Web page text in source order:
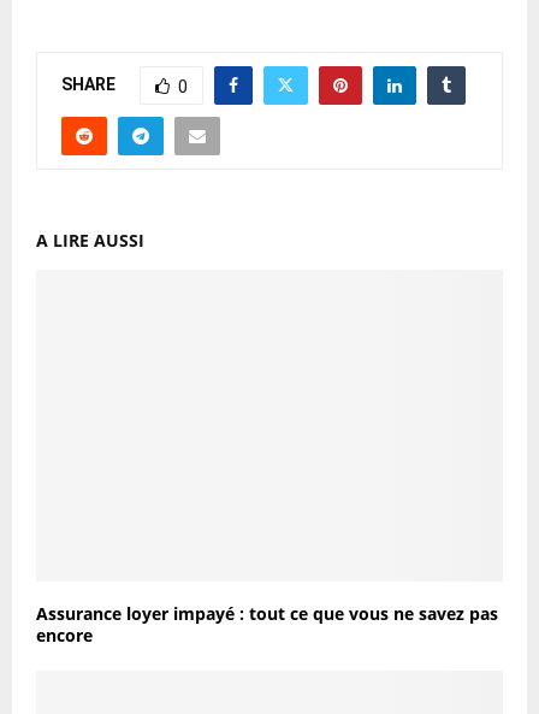
SHARE 0
A LIRE AUSSI
Assurance loyer impayé : tout ce que vous ne savez pas
encore